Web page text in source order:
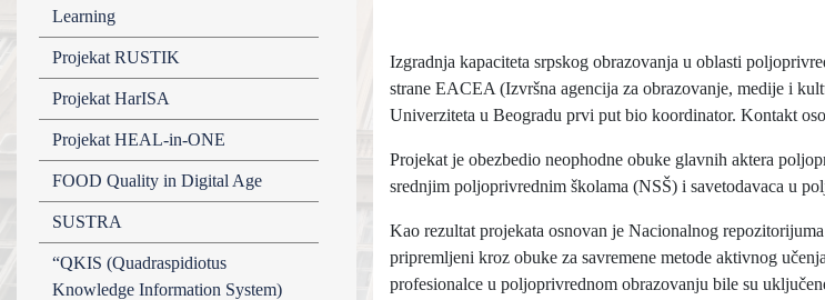
Learning
Projekat RUSTIK
Projekat HarISA
Projekat HEAL-in-ONE
FOOD Quality in Digital Age
SUSTRA
“QKIS (Quadraspidiotus
Knowledge Information System)
Izgradnja kapaciteta srpskog obrazovanja u oblasti
strane EACEA (Izvršna agencija za obrazovanje, medije i
Univerziteta u Beogradu prvi put bio koordinator. Kontakt
Projekat je obezbedio neophodne obuke glavnih aktera
srednjim poljoprivrednim školama (NSŠ) i savetodavaca u
Kao rezultat projekata osnovan je Nacionalnog
pripremljeni kroz obuke za savremene metode aktivnog
profesionalce u poljoprivrednom obrazovanju bile su